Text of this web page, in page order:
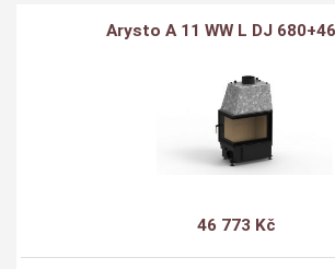
Arysto A 11 WW L DJ
46 773 Kč